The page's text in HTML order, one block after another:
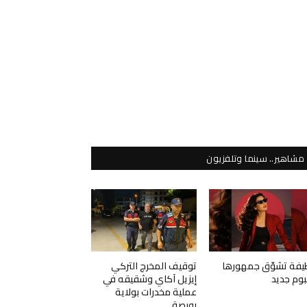
مشاهير.. سينما وتلفزيون
تشوّق جمهورها
جديد
توقيف المخرج التركي
إيزيل آكاي وشقيقه في
عملية مخدرات بولاية